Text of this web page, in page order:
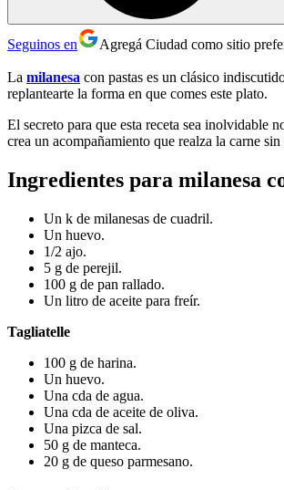
Seguinos en Agregá Ciudad como sitio
La milanesa con pastas es un clásico
replantearte la forma en que comes este plato.
El secreto para que esta receta sea inolvidable
crea un acompañamiento que realza la carne sin
Ingredientes para milanesa
Un k de milanesas de cuadril.
Un huevo.
1/2 ajo.
5 g de perejil.
100 g de pan rallado.
Un litro de aceite para freír.
Tagliatelle
100 g de harina.
Un huevo.
Una cda de agua.
Una cda de aceite de oliva.
Una pizca de sal.
50 g de manteca.
20 g de queso parmesano.